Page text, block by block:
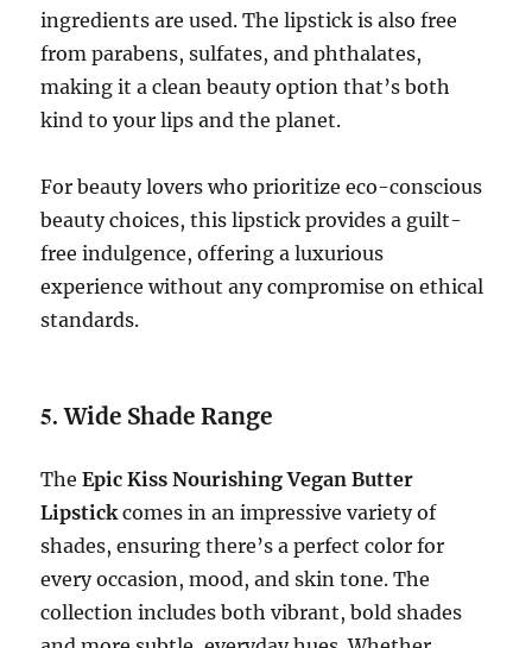
ingredients are used. The lipstick is also free
from parabens, sulfates, and phthalates,
making it a clean beauty option that’s both
kind to your lips and the planet.
For beauty lovers who prioritize eco-conscious
beauty choices, this lipstick provides a guilt-
free indulgence, offering a luxurious
experience without any compromise on ethical
standards.
5.Wide Shade Range
TheEpic Kiss Nourishing Vegan Butter
Lipstick comes in an impressive variety of
shades, ensuring there’s a perfect color for
every occasion, mood, and skin tone. The
collection includes both vibrant, bold shades